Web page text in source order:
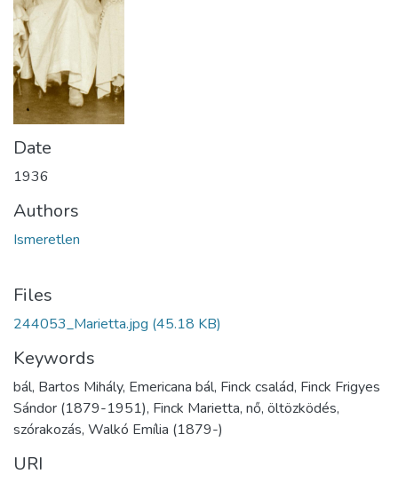
Date
1936
Authors
Ismeretlen
Files
244053_Marietta.jpg (45.18 KB)
Keywords
bál, Bartos Mihály, Emericana bál, Finck család, Finck Frigyes
Sándor (1879-1951), Finck Marietta, nő, öltözködés,
szórakozás, Walkó Emília (1879-)
URI